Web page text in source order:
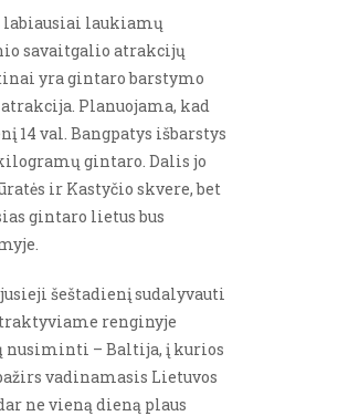
labiausiai laukiamų
savaitgalio atrakcijų
yra gintaro barstymo
Planuojama, kad
14 val. Bangpatys išbarstys
gintaro. Dalis jo
ir Kastyčio skvere, bet
gintaro lietus bus
šeštadienį sudalyvauti
renginyje
nusiminti – Baltija, į kurios
vadinamasis Lietuvos
ne vieną dieną plaus